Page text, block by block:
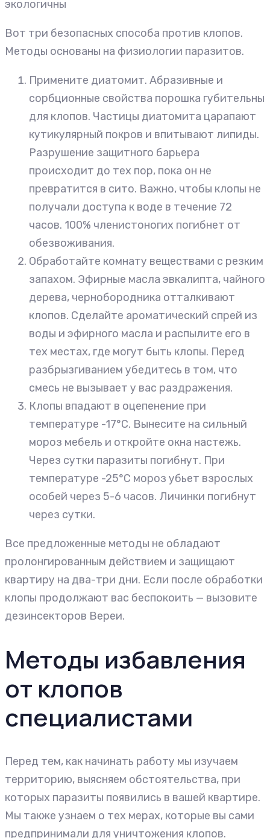
экологичны
Вот три безопасных способа против клопов.
Методы основаны на физиологии паразитов.
Примените диатомит. Абразивные и
сорбционные свойства порошка губительны
для клопов. Частицы диатомита царапают
кутикулярный покров и впитывают липиды.
Разрушение защитного барьера
происходит до тех пор, пока он не
превратится в сито. Важно, чтобы клопы не
получали доступа к воде в течение 72
часов. 100% членистоногих погибнет от
обезвоживания.
Обработайте комнату веществами с резким
запахом. Эфирные масла эвкалипта, чайного
дерева, чернобородника отталкивают
клопов. Сделайте ароматический спрей из
воды и эфирного масла и распылите его в
тех местах, где могут быть клопы. Перед
разбрызгиванием убедитесь в том, что
смесь не вызывает у вас раздражения.
Клопы впадают в оцепенение при
температуре -17°С. Вынесите на сильный
мороз мебель и откройте окна настежь.
Через сутки паразиты погибнут. При
температуре -25°С мороз убьет взрослых
особей через 5-6 часов. Личинки погибнут
через сутки.
Все предложенные методы не обладают
пролонгированным действием и защищают
квартиру на два-три дни. Если после обработки
клопы продолжают вас беспокоить — вызовите
дезинсекторов Вереи.
Методы избавления
от клопов
специалистами
Перед тем, как начинать работу мы изучаем
территорию, выясняем обстоятельства, при
которых паразиты появились в вашей квартире.
Мы также узнаем о тех мерах, которые вы сами
предпринимали для уничтожения клопов.